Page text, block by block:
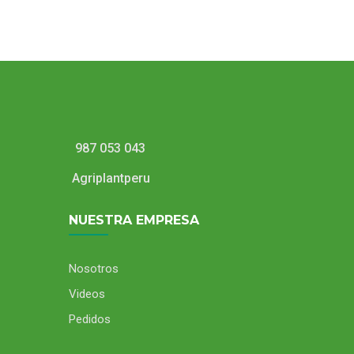
987 053 043
Agriplantperu
NUESTRA EMPRESA
Nosotros
Videos
Pedidos